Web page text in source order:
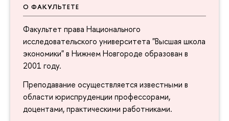
О ФАКУЛЬТЕТЕ
Факультет права Национального
исследовательского университета "Высшая школа
экономики" в Нижнем Новгороде образован в
2001 году.
Преподавание осуществляется известными в
области юриспруденции профессорами,
доцентами, практическими работниками.